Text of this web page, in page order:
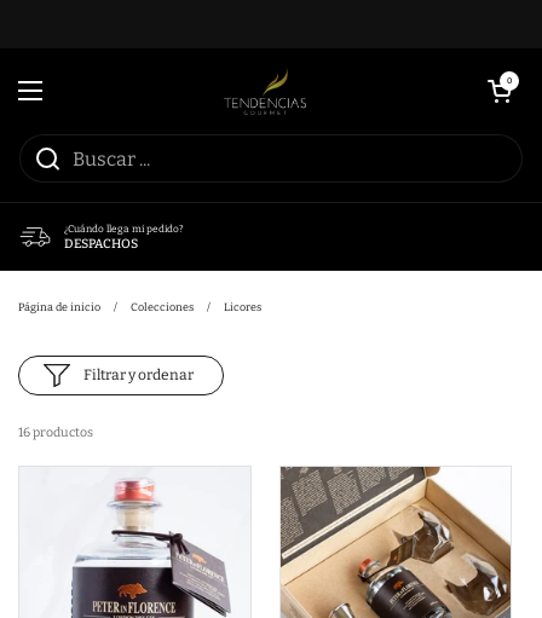
Abrir menú
Abrir carrito
0
¿Cuándo llega mi pedido?
DESPACHOS
Página de inicio / Colecciones / Licores
16 productos
Filtrar y ordenar